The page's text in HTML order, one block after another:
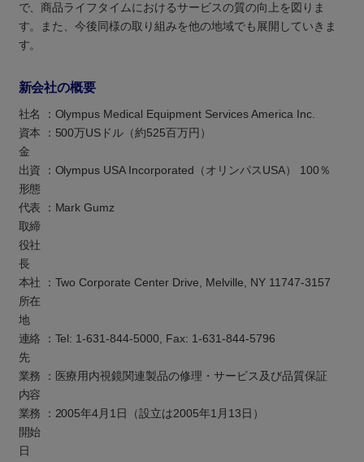
で、商品ライフタイムにおけるサービスの質の向上を図りま
す。また、今後同様の取り組みを他の地域でも展開していきま
す。
新会社の概要
社名 ： Olympus Medical Equipment Services America Inc.
資本
金
： 500万USドル（約525百万円）
出資
形態
： Olympus USA Incorporated（オリンパスUSA） 100％
代表
取締
役社
長
： Mark Gumz
本社
所在
地
： Two Corporate Center Drive, Melville, NY 11747-3157
連絡
先
： Tel: 1-631-844-5000, Fax: 1-631-844-5796
業務
内容
： 医療用内視鏡関連製品の修理・サービス及び品質保証
業務
開始
日
： 2005年4月1日（設立は2005年1月13日）